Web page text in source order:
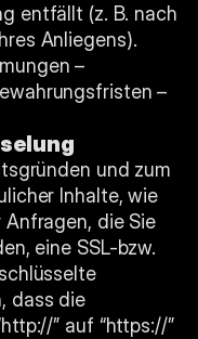
entfällt (z. B. nach
Anliegens).
–
–
und zum
Inhalte, wie
Anfragen, die Sie
eine SSL-bzw.
dass die
” auf “https://”